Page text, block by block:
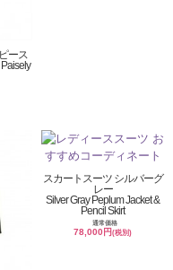
ース
スカートスーツ シルバーグ
レー
Silver Gray Peplum Jacket &
Pencil Skirt
通常価格
78,000円(税別)